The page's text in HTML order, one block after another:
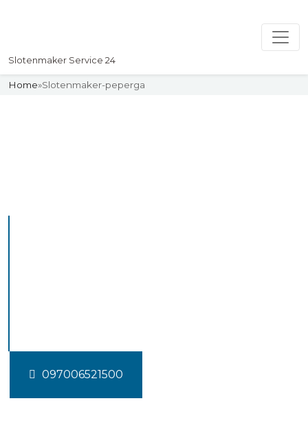
Slotenmaker Service 24
Home»Slotenmaker-peperga
097006521500